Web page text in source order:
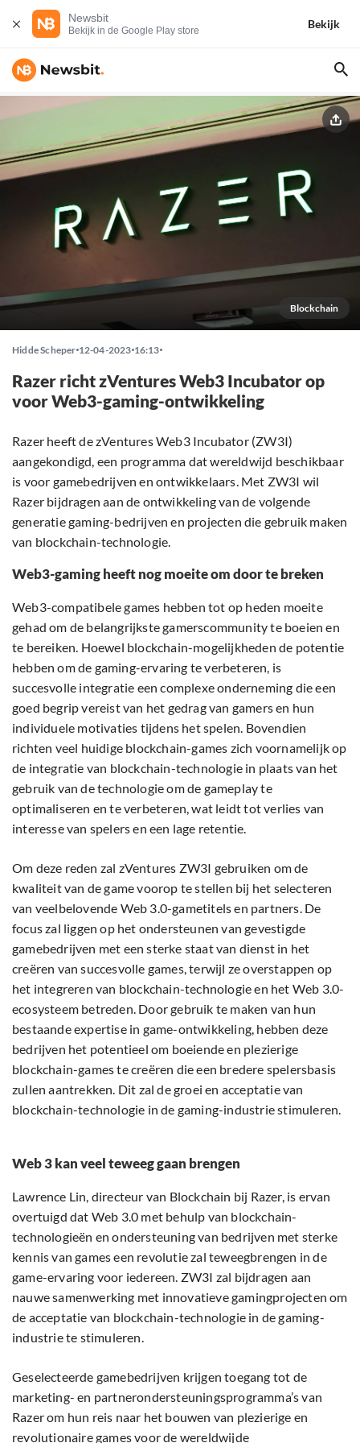
Newsbit
Bekijk in de Google Play store
Bekijk
Blockchain
Hidde Scheper 12-04-2023 16:13
Razer richt zVentures Web3 Incubator op
voor Web3-gaming-ontwikkeling
Razer heeft de zVentures Web3 Incubator (ZW3I)
aangekondigd, een programma dat wereldwijd beschikbaar
is voor gamebedrijven en ontwikkelaars. Met ZW3I wil
Razer bijdragen aan de ontwikkeling van de volgende
generatie gaming-bedrijven en projecten die gebruik maken
van blockchain-technologie.
Web3-gaming heeft nog moeite om door te breken
Web3-compatibele games hebben tot op heden moeite
gehad om de belangrijkste gamerscommunity te boeien en
te bereiken. Hoewel blockchain-mogelijkheden de potentie
hebben om de gaming-ervaring te verbeteren, is
succesvolle integratie een complexe onderneming die een
goed begrip vereist van het gedrag van gamers en hun
individuele motivaties tijdens het spelen. Bovendien
richten veel huidige blockchain-games zich voornamelijk op
de integratie van blockchain-technologie in plaats van het
gebruik van de technologie om de gameplay te
optimaliseren en te verbeteren, wat leidt tot verlies van
interesse van spelers en een lage retentie.
Om deze reden zal zVentures ZW3I gebruiken om de
kwaliteit van de game voorop te stellen bij het selecteren
van veelbelovende Web 3.0-gametitels en partners. De
focus zal liggen op het ondersteunen van gevestigde
gamebedrijven met een sterke staat van dienst in het
creëren van succesvolle games, terwijl ze overstappen op
het integreren van blockchain-technologie en het Web 3.0-
ecosysteem betreden. Door gebruik te maken van hun
bestaande expertise in game-ontwikkeling, hebben deze
bedrijven het potentieel om boeiende en plezierige
blockchain-games te creëren die een bredere spelersbasis
zullen aantrekken. Dit zal de groei en acceptatie van
blockchain-technologie in de gaming-industrie stimuleren.
Web 3 kan veel teweeg gaan brengen
Lawrence Lin, directeur van Blockchain bij Razer, is ervan
overtuigd dat Web 3.0 met behulp van blockchain-
technologieën en ondersteuning van bedrijven met sterke
kennis van games een revolutie zal teweegbrengen in de
game-ervaring voor iedereen. ZW3I zal bijdragen aan
nauwe samenwerking met innovatieve gamingprojecten om
de acceptatie van blockchain-technologie in de gaming-
industrie te stimuleren.
Geselecteerde gamebedrijven krijgen toegang tot de
marketing- en partnerondersteuningsprogramma’s van
Razer om hun reis naar het bouwen van plezierige en
revolutionaire games voor de wereldwijde